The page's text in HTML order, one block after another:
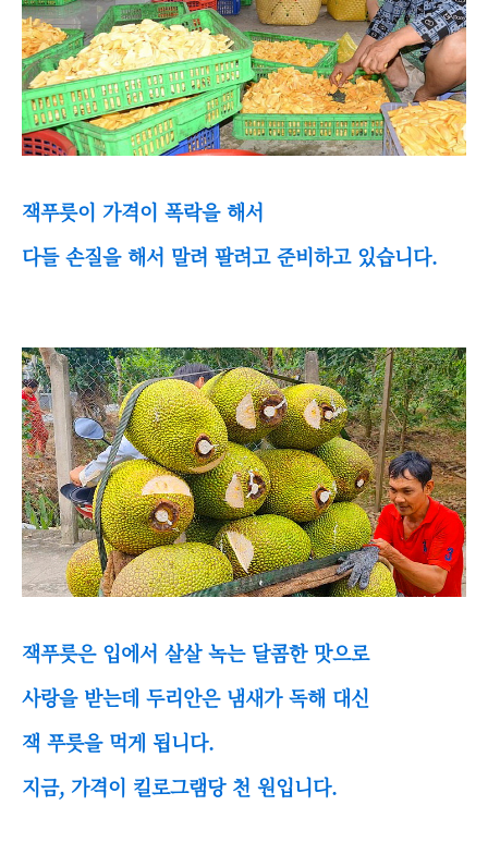
잭푸릇이 가격이 폭락을 해서
다들 손질을 해서 말려 팔려고 준비하고 있습니다.
잭푸릇은 입에서 살살 녹는 달콤한 맛으로
사랑을 받는데 두리안은 냄새가 독해 대신
잭 푸릇을 먹게 됩니다.
지금, 가격이 킬로그램당 천 원입니다.